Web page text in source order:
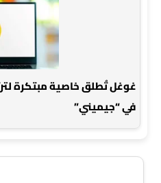
غوغل تُطلق خاصية مبتكرة
في “جيميني”